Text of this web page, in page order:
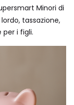
Minori di
tassazione,
i figli.